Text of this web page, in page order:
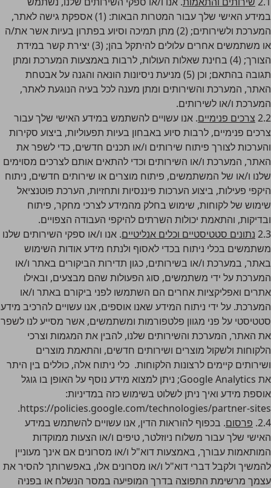
במידע האישי שלך עבור המטרות הבאות: (1) אספקת גישה לאתר,
המערכת ולשירותים; (2) מתן תמיכה וסיוע בפתרון בעיות אשר את/ה
או משתמשים אחרים עלולים להיתקל בהן; (3) יצירת קשר במידת
הצורך; (4) בחינת שאלות העולות, לרבות באמצעות המערכת ומתן
תגובה בהתאם; וכן (5) מניעת ניסיונות הונאה והגנה על אבטחת
האתר, המערכת והשירותים ומתן מענה לכל בעיה הנוגעת לאתר,
המערכת ו/או לשירותים.
2.2 צרכים פנימיים. אנו עשויים להשתמש במידע האישי שלך עבור
צרכים פנימיים, לרבות סיוע באבחון בעיות תפעוליות, ביצוע סקירות
והערכות לצורך פיתוח שירותים ו/או תכנים חדשים, כדי לשפר את
האתר, המערכת ו/או השירותים וכדי להתאים אותם לצרכים מסוימים
שלנו ו/או של המשתמשים, פיתוח מוצרים או שירותים חדשים, ניתוח
היקפי פעילות, ביצוע הערכות פיננסיות ותחזיות, הערכת פוטנציאל
שימוש של לקוחות, שימוש בחלק מהמידע לצרכי מחקר, פיתוח
ובדיקות, והתאמת יכולות השרתים להיקפי העבודה הצפויים.
2.3 נתונים סטטיסטיים וכלים אנליטיים. אנו ו/או ספקי השירותים שלנו
משתמשים בכלי ניתוח בכדי לאסוף ולנתח מידע אודות השימוש
באתר, במערכת ו/או בשירותים, כגון תדירות הביקורים באתר ו/או
המערכת על ידי משתמשים, סוג הפעולות שהם מבצעים, ובאילו
אתרים ואפליקציות אחרים הם השתמשו לפני ביקורם באתר ו/או
המערכת. על ידי ניתוח המידע שאנו אוספים, אנו עשויים להרכיב מידע
סטטיסטי על פני מגוון פלטפורמות ומשתמשים, אשר מסייע לנו לשפר
את האתר, המערכת והשירותים שלנו, להבין את המגמות וצרכי ​​
הלקוחות ולשקול מוצרים ושירותים חדשים, והתאמת מוצרים
ושירותים קיימים לרצונות הלקוחות. כלי ניתוח אלה, כוללים בין היתר
את Google Analytics; ניתן למצוא מידע נוסף על האופן בו גוגל
אוספת מידע ואיך ניתן לשלוט בשימוש כזה במדיניות:
https://policies.google.com/technologies/partner-sites
.
2.4. פרסום. בכפוף להוראות הדין, אנו עשויים להשתמש במידע
האישי שלך עבור משלוח ניוזלטר, טיפים ו/או הצעות ממוקדות
המותאמות עבורך, באמצעות דוא"ל ו/או מסרונים אם אינך מעוניין
להמשיך ולקבל דברי דוא"ל ו/או מסרונים אלו, באפשרותך להסיר את
עצמך מרשימת התפוצה בדרך המופיעה במסר הנשלח או בפניה